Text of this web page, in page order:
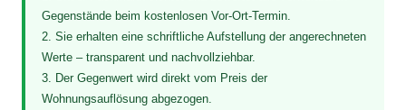
Gegenstände beim kostenlosen Vor-Ort-Termin.
2. Sie erhalten eine schriftliche Aufstellung der angerechneten
Werte – transparent und nachvollziehbar.
3. Der Gegenwert wird direkt vom Preis der
Wohnungsauflösung abgezogen.